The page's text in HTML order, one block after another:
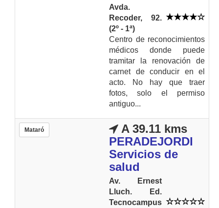
Avda.
Recoder, 92.
(2º - 1ª)
Centro de reconocimientos
médicos donde puede
tramitar la renovación de
carnet de conducir en el
acto. No hay que traer
fotos, solo el permiso
antiguo...
Mataró
A 39.11 kms
PERADEJORDI
Servicios de
salud
Av. Ernest
Lluch. Ed.
Tecnocampus